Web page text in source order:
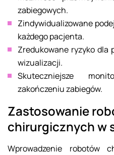
zabiegowych.
Zindywidualizowane
każdego pacjenta.
Zredukowane ryzyko dla
wizualizacji.
Skuteczniejsze
zakończeniu zabiegów.
Zastosowanie
chirurgicznych w
Wprowadzenie robotów